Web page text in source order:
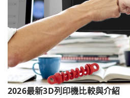
2026最新3D列印機比較與介紹